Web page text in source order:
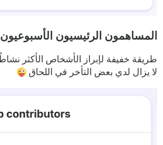
المساهمون الرئيسيون الأسبوعيون
لا يزال لدي بعض التأخر في اللحاق